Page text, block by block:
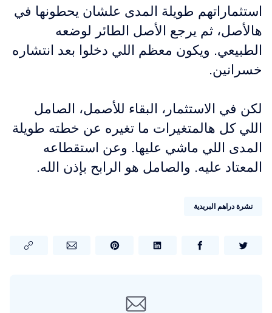
استثماراتهم طويلة المدى علشان يحطونها في
هالأصل، ثم يرجع الأصل الطائر لوضعه
الطبيعي. ويكون معظم اللي دخلوا بعد انتشاره
خسرانين.
لكن في الاستثمار، البقاء للأصمل، الصامل
اللي كل هالمتغيرات ما تغيره عن خطته طويلة
المدى اللي ماشي عليها. وعن استقطاعه
المعتاد عليه. والصامل هو الرابح بإذن الله.
نشرة دراهم البريدية